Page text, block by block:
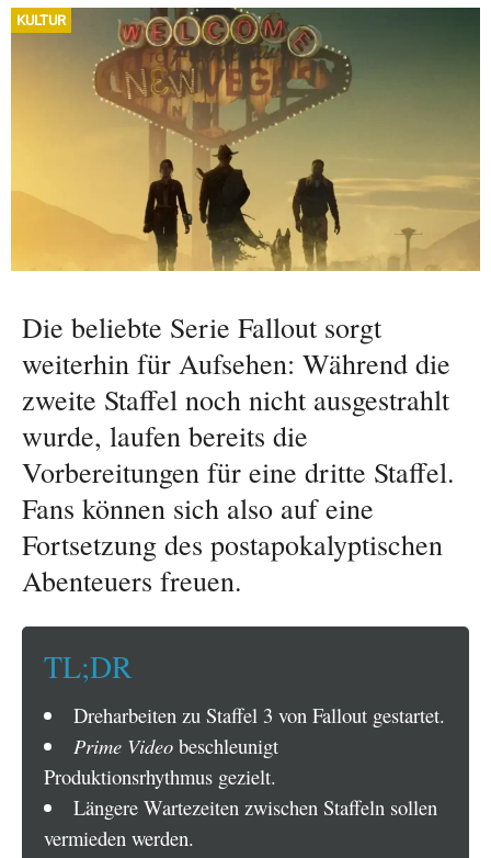
KULTUR
Die beliebte Serie Fallout sorgt
weiterhin für Aufsehen: Während die
zweite Staffel noch nicht ausgestrahlt
wurde, laufen bereits die
Vorbereitungen für eine dritte Staffel.
Fans können sich also auf eine
Fortsetzung des postapokalyptischen
Abenteuers freuen.
TL;DR
Dreharbeiten zu Staffel 3 von Fallout gestartet.
Prime Videobeschleunigt
Produktionsrhythmus gezielt.
Längere Wartezeiten zwischen Staffeln sollen
vermieden werden.